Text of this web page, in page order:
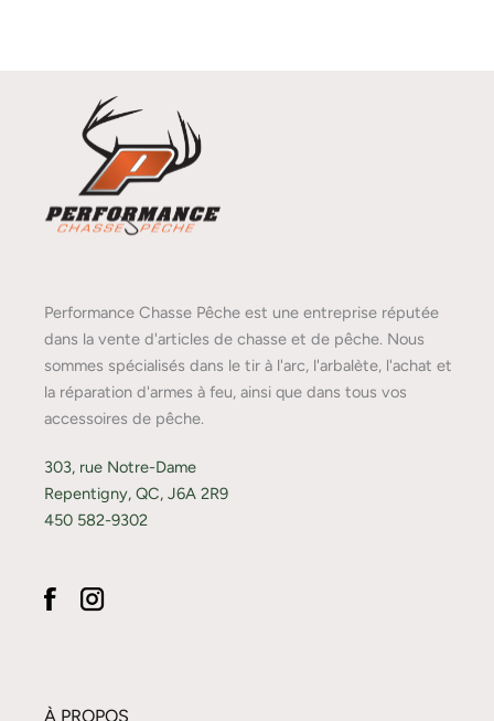
Performance Chasse Pêche est une entreprise réputée
dans la vente d'articles de chasse et de pêche. Nous
sommes spécialisés dans le tir à l'arc, l'arbalète, l'achat et
la réparation d'armes à feu, ainsi que dans tous vos
accessoires de pêche.
303, rue Notre-Dame
Repentigny, QC, J6A 2R9
450 582-9302
À PROPOS